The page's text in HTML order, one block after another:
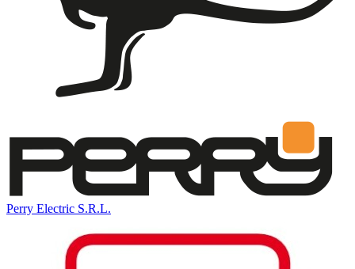
Perry Electric S.R.L.